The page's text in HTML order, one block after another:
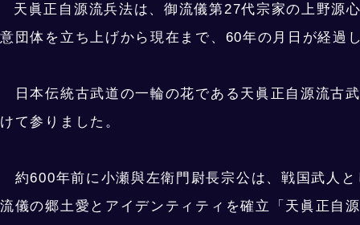
天眞正自源流兵法は、御流儀第27代宗家の上野源
意団体を立ち上げから現在まで、60年の月日が経過
日本伝統古武道の一輪の花である天眞正自源流古
けて参りました。
約600年前に小瀬與左衛門尉長宗公は、戦国武人
流儀の郷土愛とアイデンティティを確立「天眞正自